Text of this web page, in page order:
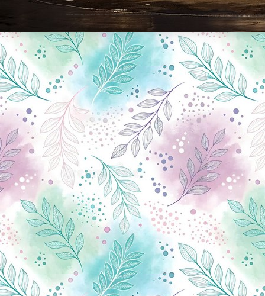
Новини Чернігова, Чернігівські новини, Чернігівський формат, новини Чернігова, події в Чернігові: політика, економіка, аналітика, культура, відеоновини, екологія, спортивний Чернігів, туризм, Чернігів